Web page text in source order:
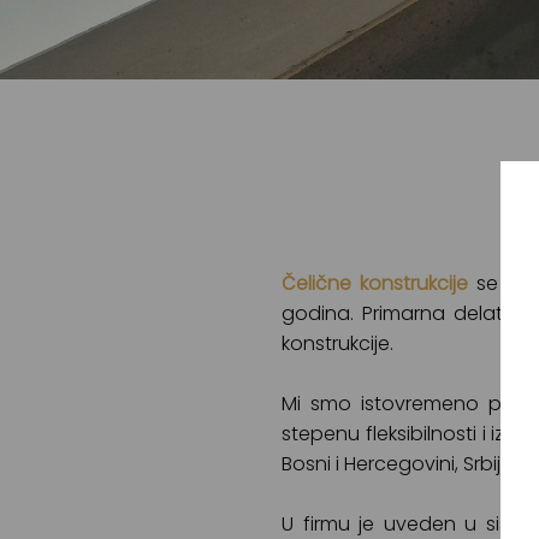
Čelične konstrukcije se
godina. Primarna
konstrukcije.
Mi smo istovremeno
stepenu fleksibilnosti i
Bosni i Hercegovini, Srbiji,
U firmu je uveden u